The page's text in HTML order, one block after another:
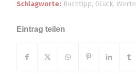
Schlagworte: Buchtipp, Glück, Werte
Eintrag teilen